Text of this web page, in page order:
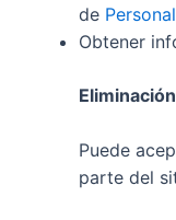
de
Obtener
Puede
parte del